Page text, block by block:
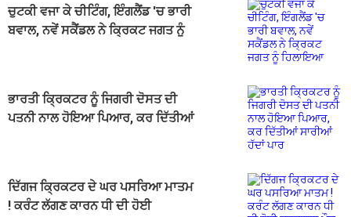
ਚੁਟਕੀ ਵਜਾ ਕੇ ਚੀਟਿੰਗ, ਇੰਗਲੈਂਡ 'ਚ ਭਾਰੀ
ਬਵਾਲ, ਨਵੇਂ ਸਕੈਂਡਲ ਨੇ ਕ੍ਰਿਕਟ ਜਗਤ ਨੂੰ
ਭਾਰਤੀ ਕ੍ਰਿਕਟਰ ਨੂੰ ਜਿਗਰੀ ਦੋਸਤ ਦੀ
ਪਤਨੀ ਨਾਲ ਹੋਇਆ ਪਿਆਰ, ਕਰ ਦਿੱਤੀਆਂ
ਦਿੱਗਜ ਕ੍ਰਿਕਟਰ ਦੇ ਘਰ ਪਸਰਿਆ ਮਾਤਮ
! ਕਰੰਟ ਲੱਗਣ ਕਾਰਨ ਧੀ ਦੀ ਹੋਈ